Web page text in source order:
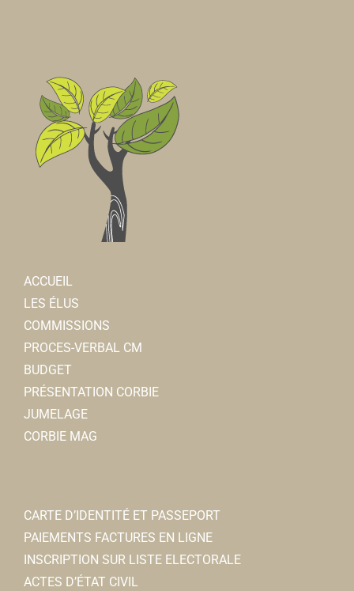
ACCUEIL
LES ÉLUS
COMMISSIONS
PROCES-VERBAL CM
BUDGET
PRÉSENTATION CORBIE
JUMELAGE
CORBIE MAG
CARTE D’IDENTITÉ ET PASSEPORT
PAIEMENTS FACTURES EN LIGNE
INSCRIPTION SUR LISTE ELECTORALE
ACTES D’ÉTAT CIVIL